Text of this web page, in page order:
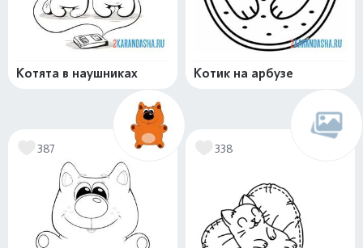
Котята в наушниках Котик на арбузе
387 338